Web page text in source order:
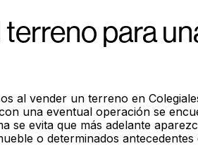
terreno para
al vender un terreno en
una eventual operación se
se evita que más adelante
o determinados